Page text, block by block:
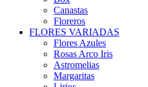
Canastas
Floreros
FLORES VARIADAS
Flores Azules
Rosas Arco Iris
Astromelias
Margaritas